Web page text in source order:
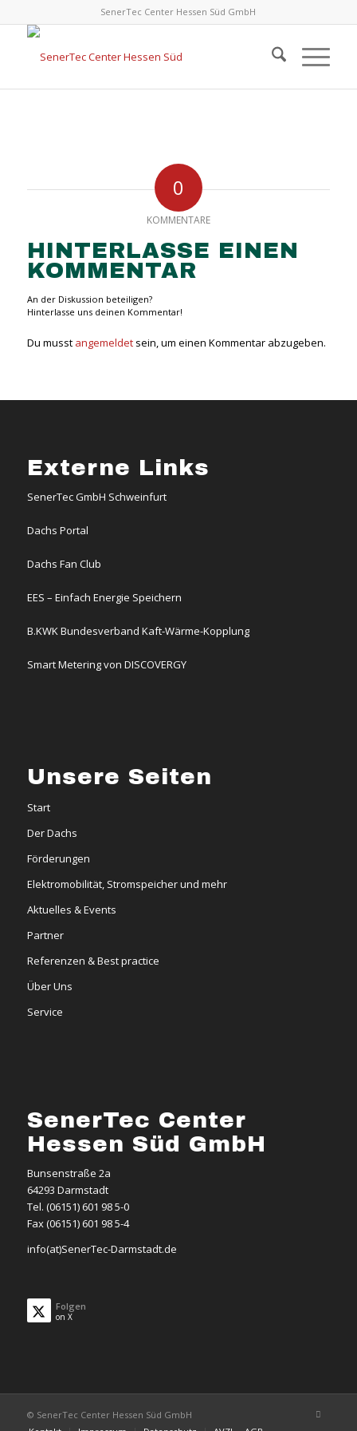
SenerTec Center Hessen Süd GmbH
0
KOMMENTARE
HINTERLASSE EINEN
KOMMENTAR
An der Diskussion beteiligen?
Hinterlasse uns deinen Kommentar!
Du musst angemeldetsein, um einen Kommentar abzugeben.
Externe Links
SenerTec GmbH Schweinfurt
Dachs Portal
Dachs Fan Club
EES – Einfach Energie Speichern
B.KWK Bundesverband Kaft-Wärme-Kopplung
Smart Metering von DISCOVERGY
Unsere Seiten
Start
Der Dachs
Förderungen
Elektromobilität, Stromspeicher und mehr
Aktuelles & Events
Partner
Referenzen & Best practice
Über Uns
Service
SenerTec Center
Hessen Süd GmbH
Bunsenstraße 2a
64293 Darmstadt
Tel. (06151) 601 98 5-0
Fax (06151) 601 98 5-4
info(at)SenerTec-Darmstadt.de
Folgen
on X
© SenerTec Center Hessen Süd GmbH